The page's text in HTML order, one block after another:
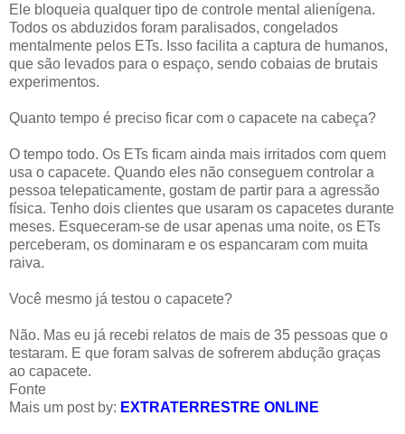
Ele bloqueia qualquer tipo de controle mental alienígena.
Todos os abduzidos foram paralisados, congelados
mentalmente pelos ETs. Isso facilita a captura de humanos,
que são levados para o espaço, sendo cobaias de brutais
experimentos.
Quanto tempo é preciso ficar com o capacete na cabeça?
O tempo todo. Os ETs ficam ainda mais irritados com quem
usa o capacete. Quando eles não conseguem controlar a
pessoa telepaticamente, gostam de partir para a agressão
física. Tenho dois clientes que usaram os capacetes durante
meses. Esqueceram-se de usar apenas uma noite, os ETs
perceberam, os dominaram e os espancaram com muita
raiva.
Você mesmo já testou o capacete?
Não. Mas eu já recebi relatos de mais de 35 pessoas que o
testaram. E que foram salvas de sofrerem abdução graças
ao capacete.
Fonte
Mais um post by: EXTRATERRESTRE ONLINE